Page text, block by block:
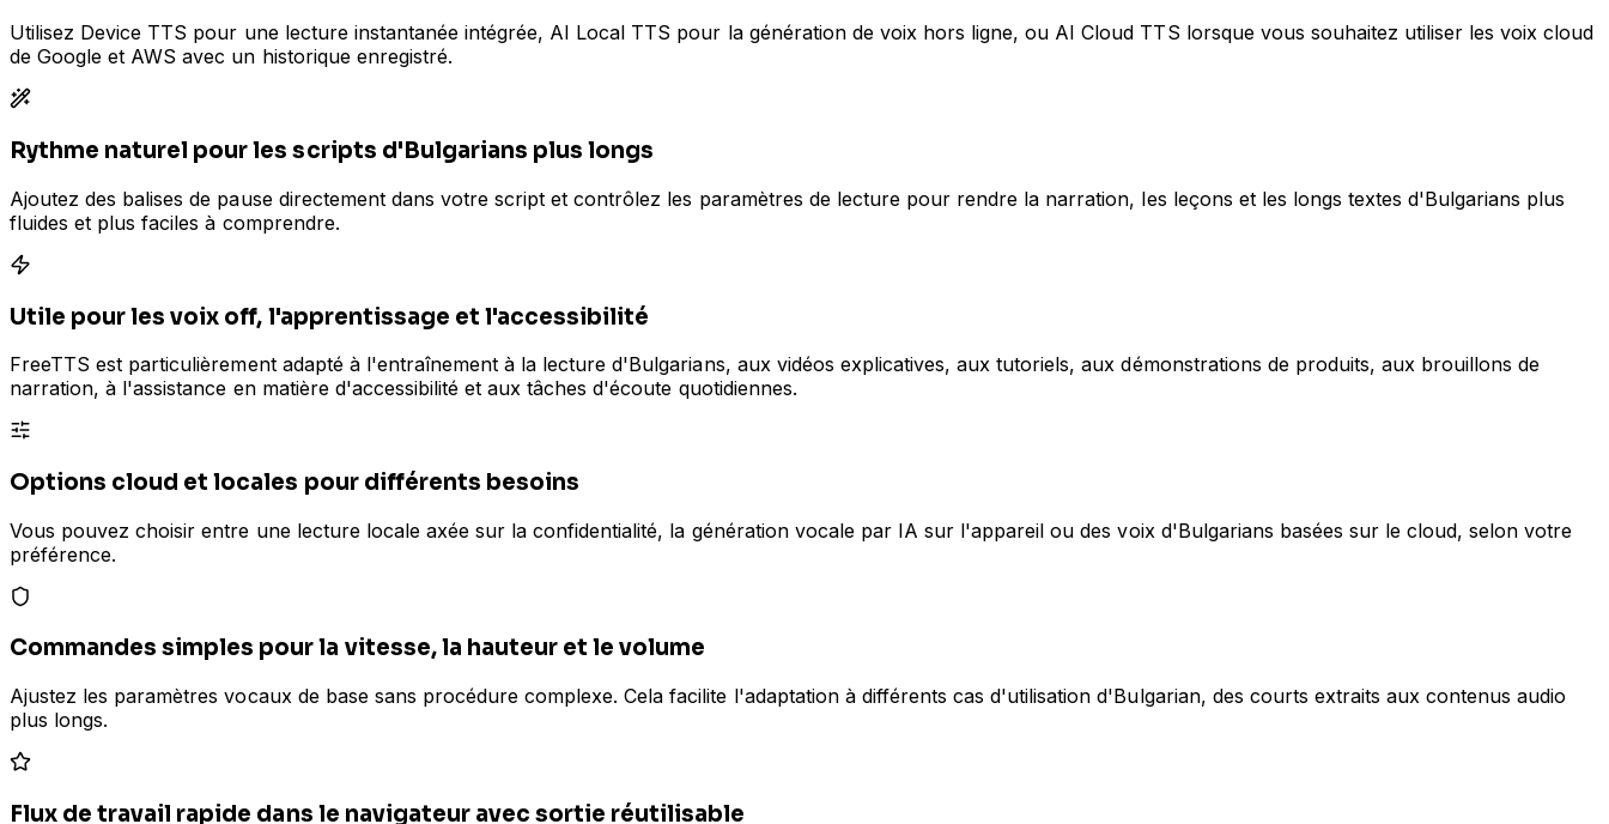
Utilisez Device TTS pour une lecture instantanée intégrée, AI Local TTS pour la génération de voix hors ligne, ou AI Cloud TTS lorsque vous souhaitez utiliser les voix cloud
de Google et AWS avec un historique enregistré.
Rythme naturel pour les scripts d'Bulgarians plus longs
Ajoutez des balises de pause directement dans votre script et contrôlez les paramètres de lecture pour rendre la narration, les leçons et les longs textes d'Bulgarians plus
fluides et plus faciles à comprendre.
Utile pour les voix off, l'apprentissage et l'accessibilité
FreeTTS est particulièrement adapté à l'entraînement à la lecture d'Bulgarians, aux vidéos explicatives, aux tutoriels, aux démonstrations de produits, aux brouillons de
narration, à l'assistance en matière d'accessibilité et aux tâches d'écoute quotidiennes.
Options cloud et locales pour différents besoins
Vous pouvez choisir entre une lecture locale axée sur la confidentialité, la génération vocale par IA sur l'appareil ou des voix d'Bulgarians basées sur le cloud, selon votre
préférence.
Commandes simples pour la vitesse, la hauteur et le volume
Ajustez les paramètres vocaux de base sans procédure complexe. Cela facilite l'adaptation à différents cas d'utilisation d'Bulgarian, des courts extraits aux contenus audio
plus longs.
Flux de travail rapide dans le navigateur avec sortie réutilisable